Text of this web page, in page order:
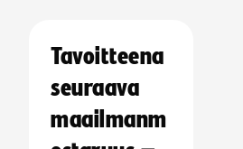
Tavoitteena
seuraava
maailmanm